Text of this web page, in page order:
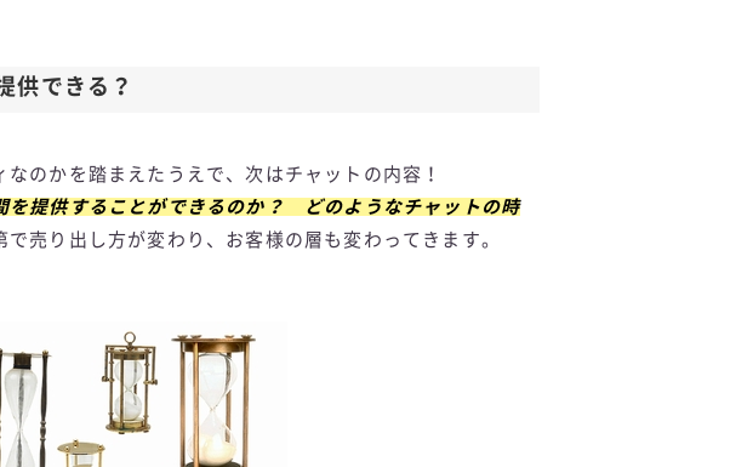
供できる？
のかを踏まえたうえで、次はチャットの内容！
を提供することができるのか？ どのようなチャットの時
売り出し方が変わり、お客様の層も変わってきます。